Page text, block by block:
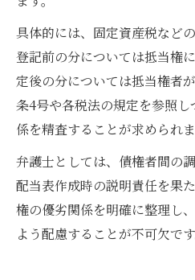
具体的には、固定資産税など
登記前の分については抵当権
定後の分については抵当権者
条4号や各税法の規定を参照
係を精査することが求められま
弁護士としては、債権者間の
配当表作成時の説明責任を果
権の優劣関係を明確に整理し
よう配慮することが不可欠です